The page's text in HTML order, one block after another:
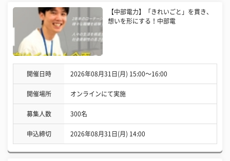
【中部電力】「きれいごと」を貫き、
想いを形にする！中部電
開催日時 2026年08月31日(月) 15:00〜16:00
開催場所 オンラインにて実施
募集人数 300名
申込締切 2026年08月31日(月) 14:00